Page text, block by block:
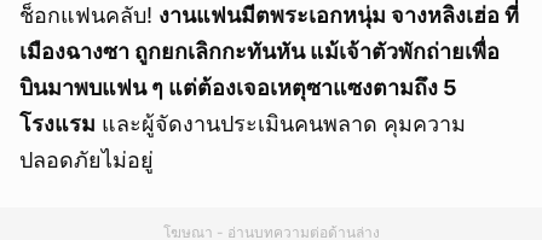
ช็อกแฟนคลับ! งานแฟนมีตพระเอกหนุ่ม จางหลิงเฮ่อ ที่
เมืองฉางซา ถูกยกเลิกกะทันหัน แม้เจ้าตัวพักถ่ายเพื่อ
บินมาพบแฟน ๆ แต่ต้องเจอเหตุซาแซงตามถึง 5
โรงแรม และผู้จัดงานประเมินคนพลาด คุมความ
ปลอดภัยไม่อยู่
โฆษณา - อ่านบทความต่อด้านล่าง